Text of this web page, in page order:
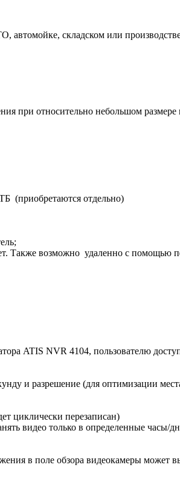
автомойке, складском или
при относительно небольшом размере
(приобретаются отдельно)
Также возможно удаленно с помощью
ATIS NVR 4104, пользователю
и разрешение (для оптимизации
циклически перезаписан)
видео только в определенные часы/
в поле обзора видеокамеры может